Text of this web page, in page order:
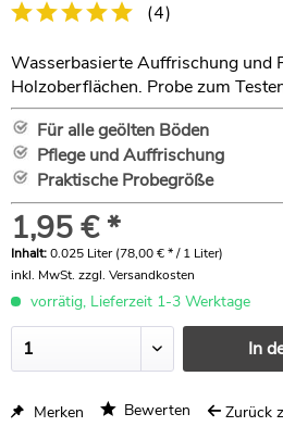
(4)
Wasserbasierte Auffrischung und
Holzoberflächen. Probe zum
Für alle geölten Böden
Pflege und Auffrischung
Praktische Probegröße
1,95 € *
Inhalt:0.025 Liter (78,00 € * / 1 Liter)
inkl. MwSt. zzgl. Versandkosten
vorrätig, Lieferzeit 1-3 Werktage
In
Merken Bewerten Zurück